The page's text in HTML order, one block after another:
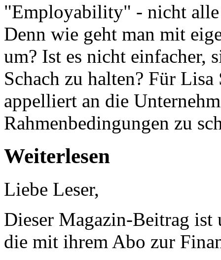
"Employability" - nicht
Denn wie geht man mit
um? Ist es nicht einfacher,
Schach zu halten? Für
appelliert an die
Rahmenbedingungen zu
Weiterlesen
Liebe Leser,
Dieser Magazin-Beitrag ist
die mit ihrem Abo zur